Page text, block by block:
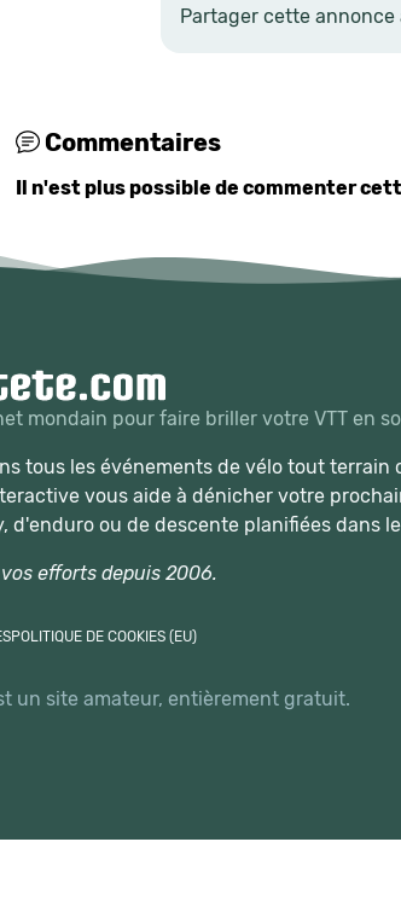
Partager cette annonce
Commentaires
Il n'est plus possible de commenter
mondain pour faire briller votre VTT en
tous les événements de vélo tout terrain
vous aide à dénicher votre
d'enduro ou de descente planifiées dans
efforts depuis 2006.
POLITIQUE DE COOKIES (EU)
un site amateur, entièrement gratuit.